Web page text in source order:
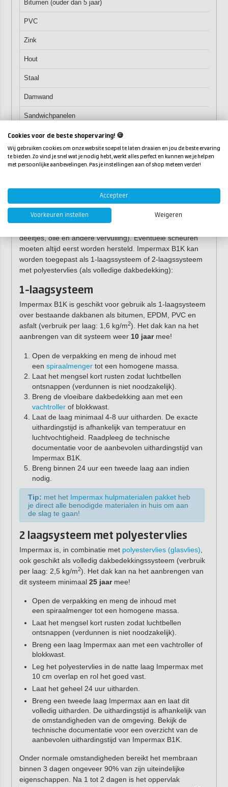
Bitumen (ouder dan 5 jaar)
PVC
Zink
Hout
Staal
Damwand
Sandwichpanelen
Egamort
Dakshingles
Impermax B1K
Impermax B1K is eenvoudig in gebruik. Zorg vooraf dat de
deeltjes, olie en andere vervuiling). Eventuele scheuren
moeten altijd eerst worden hersteld. Impermax B1K kan
worden toegepast als 1-laagssysteem of 2-laagssysteem
met polyestervlies (als volledige dakbedekking):
1-laagsysteem
Impermax B1K is geschikt voor gebruik als 1-laagsysteem
over bestaande dakbanen als bitumen, EPDM, PVC en
asfalt (verbruik per laag: 1,6 kg/m2). Het dak kan na het
aanbrengen van dit systeem weer 10 jaarmee!
Open de verpakking en meng de inhoud met
een spiraalmengertot een homogene massa.
Laat het mengsel kort rusten zodat luchtbellen
ontsnappen (verdunnen is niet noodzakelijk).
Breng de vloeibare dakbedekking aan met een
vachtrollerof blokkwast.
Laat de laag minimaal 4-8 uur uitharden. De exacte
uithardingstijd is afhankelijk van temperatuur en
luchtvochtigheid. Raadpleeg de technische
documentatie voor de aanbevolen uithardingstijd van
Impermax B1K.
Breng binnen 24 uur een tweede laag aan indien
nodig.
Tip: met het Impermax hulpmaterialen pakketheb
je direct alle benodigde materialen in huis om aan
de slag te gaan!
2 laagsysteem met polyestervlies
Impermax is, in combinatie met polyestervlies (glasvlies)
ook geschikt als volledig dakbedekkingssysteem (verbruik
per laag: 2,5 kg/m2). Het dak kan na het aanbrengen van
dit systeem minimaal 25 jaarmee!
Open de verpakking en meng de inhoud met
een spiraalmenger tot een homogene massa.
Laat het mengsel kort rusten zodat luchtbellen
ontsnappen (verdunnen is niet noodzakelijk).
Breng een laag Impermax aan met een vachtroller of
blokkwast.
Leg het polyestervlies in de natte laag Impermax met
10 cm overlap en rol het goed vast.
Laat het geheel 24 uur uitharden.
Breng een tweede laag Impermax aan en laat dit
volledig uitharden. De uithardingstijd is afhankelijk van
de omstandigheden van de omgeving. Bekijk de
technische documentatie voor een overzicht van de
aanbevolen uithardingstijd van Impermax B1K.
Onder normale omstandigheden bereikt het membraan
binnen 3 dagen ongeveer 90% van zijn uiteindelijke
eigenschappen. Na 1 tot 2 dagen is het oppervlak
Cookies voor de beste shopervaring! 🍪
Wij gebruiken cookies om onze website soepel te laten draaien en jou de beste ervaring
te bieden. Zo vind je snel wat je nodig hebt, werkt alles perfect en kunnen we je helpen
met persoonlijke aanbevelingen. Pas je instellingen aan of shop meteen verder!
Accepteer
Voorkeuren instellen Weigeren